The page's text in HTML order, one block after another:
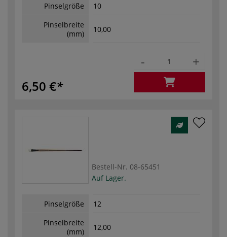
Pinselgröße
10
Pinselbreite
(mm)
10,00
6,50 €
- +
Bestell-Nr. 08-65451
Auf Lager.
Pinselgröße
12
Pinselbreite
(mm)
12,00